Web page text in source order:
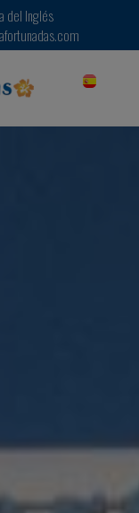
del Inglés